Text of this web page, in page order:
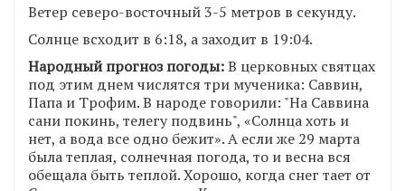
Ветер северо-восточный 3-5 метров в секунду.
Солнце всходит в 6:18, а заходит в 19:04.
Народный прогноз погоды:В церковных святцах
под этим днем числятся три мученика: Саввин,
Папа и Трофим. В народе говорили: "На Саввина
сани покинь, телегу подвинь", «Солнца хоть и
нет, а вода все одно бежит». А если же 29 марта
была теплая, солнечная погода, то и весна вся
обещала быть теплой. Хорошо, когда снег тает от